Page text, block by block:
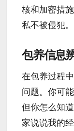
核和加密措
私不被侵犯。
包养信息
在包养过程
问题。你可
但你怎么知
家说说我的